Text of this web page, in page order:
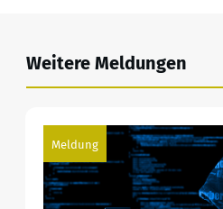
Weitere Meldungen
Meldung